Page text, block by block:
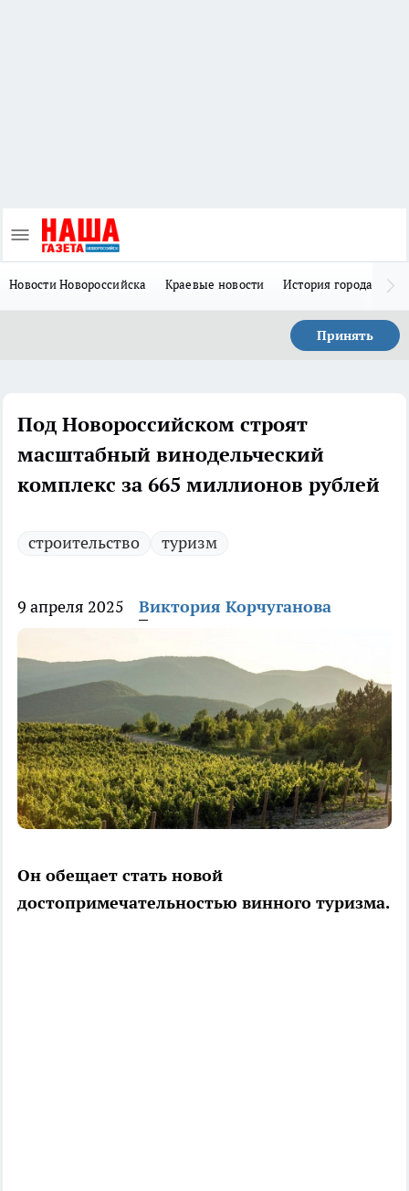
Новости Новороссийска Краевые новости История города Н
Принять
Под Новороссийском строят
масштабный винодельческий
комплекс за 665 миллионов рублей
строительство туризм
9 апреля 2025 Виктория Корчуганова
Он обещает стать новой
достопримечательностью винного туризма.